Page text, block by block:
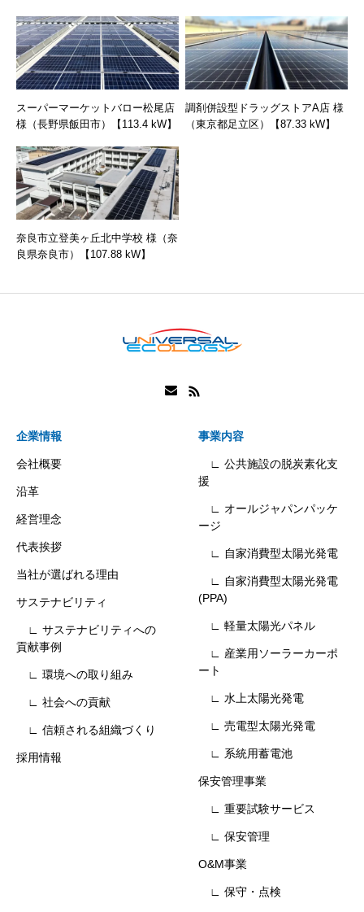
スーパーマーケットバロー松尾店
様（長野県飯田市）【113.4 kW】
調剤併設型ドラッグストアA店 様
（東京都足立区）【87.33 kW】
奈良市立登美ヶ丘北中学校 様（奈
良県奈良市）【107.88 kW】
企業情報
会社概要
沿革
経営理念
代表挨拶
当社が選ばれる理由
サステナビリティ
∟ サステナビリティへの
貢献事例
∟ 環境への取り組み
∟ 社会への貢献
∟ 信頼される組織づくり
採用情報
事業内容
∟ 公共施設の脱炭素化支
援
∟ オールジャパンパッケ
ージ
∟ 自家消費型太陽光発電
∟ 自家消費型太陽光発電
(PPA)
∟ 軽量太陽光パネル
∟ 産業用ソーラーカーポ
ート
∟ 水上太陽光発電
∟ 売電型太陽光発電
∟ 系統用蓄電池
保安管理事業
∟ 重要試験サービス
∟ 保安管理
O&M事業
∟ 保守・点検